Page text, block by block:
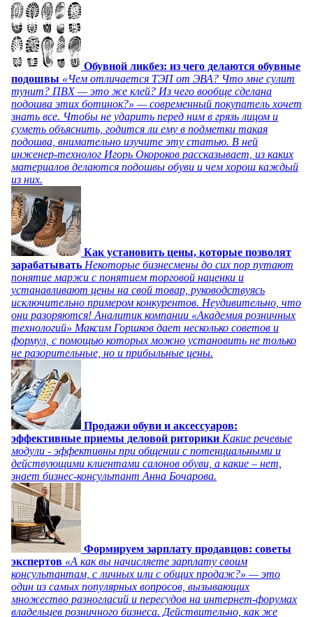
Обувной ликбез: из чего делаются обувные
подошвы «Чем отличается ТЭП от ЭВА? Что мне сулит
тунит? ПВХ — это же клей? Из чего вообще сделана
подошва этих ботинок?» — современный покупатель хочет
знать все. Чтобы не ударить перед ним в грязь лицом и
суметь объяснить, годится ли ему в подметки такая
подошва, внимательно изучите эту статью. В ней
инженер-технолог Игорь Окороков рассказывает, из каких
материалов делаются подошвы обуви и чем хорош каждый
из них.
Как установить цены, которые позволят
зарабатывать Некоторые бизнесмены до сих пор путают
понятие маржи с понятием торговой наценки и
устанавливают цены на свой товар, руководствуясь
исключительно примером конкурентов. Неудивительно, что
они разоряются! Аналитик компании «Академия розничных
технологий» Максим Горшков дает несколько советов и
формул, с помощью которых можно установить не только
не разорительные, но и прибыльные цены.
Продажи обуви и аксессуаров:
эффективные приемы деловой риторики Какие речевые
модули - эффективны при общении с потенциальными и
действующими клиентами салонов обуви, а какие – нет,
знает бизнес-консультант Анна Бочарова.
Формируем зарплату продавцов: советы
экспертов «А как вы начисляете зарплату своим
консультантам, с личных или с общих продаж?» — это
один из самых популярных вопросов, вызывающих
множество разногласий и пересудов на интернет-форумах
владельцев розничного бизнеса. Действительно, как же